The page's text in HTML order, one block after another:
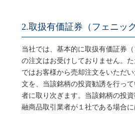
2.取扱有価証券（フェニッ
当社では、基本的に取扱有価証券（
の注文はお受けしておりません。た
ではお客様から売却注文をいただ
文を、当該銘柄の投資勧誘を行っ
者に取り次ぎます。当該銘柄の投
融商品取引業者が１社である場合に